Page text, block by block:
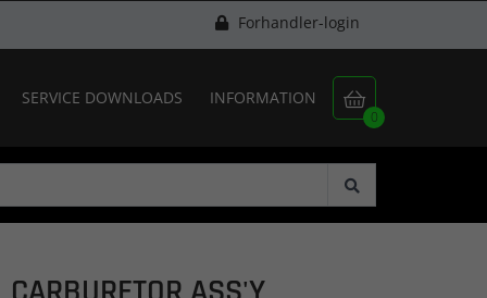
Forhandler-login

0
SERVICE DOWNLOADS INFORMATION